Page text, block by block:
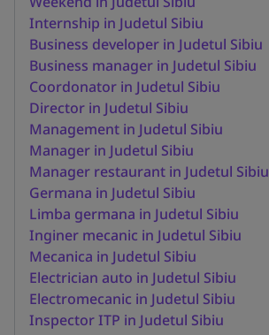
Internship in Judetul Sibiu
Business developer in Judetul Sibiu
Business manager in Judetul Sibiu
Coordonator in Judetul Sibiu
Director in Judetul Sibiu
Management in Judetul Sibiu
Manager in Judetul Sibiu
Manager restaurant in Judetul Sibiu
Germana in Judetul Sibiu
Limba germana in Judetul Sibiu
Inginer mecanic in Judetul Sibiu
Mecanica in Judetul Sibiu
Electrician auto in Judetul Sibiu
Electromecanic in Judetul Sibiu
Inspector ITP in Judetul Sibiu